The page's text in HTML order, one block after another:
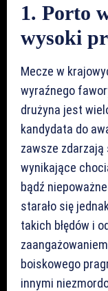
1. Porto
wysoki
Mecze w
wyraźnego
drużyna jest
kandydata do
zawsze zdarzają
wynikające
bądź
starało się
takich błędów i
boiskowego
innymi